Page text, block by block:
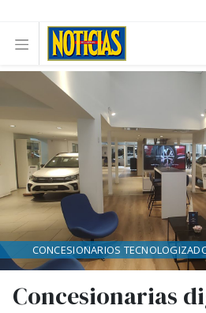
Concesionarias
CONCESIONARIOS